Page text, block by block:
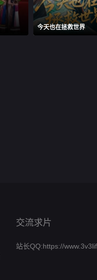
今天也在拯救世界
交流求片
站长QQ:https://